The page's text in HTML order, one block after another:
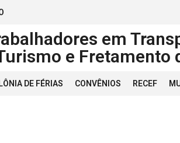
em
e Fretamento
DE FÉRIAS CONVÊNIOS RECEF